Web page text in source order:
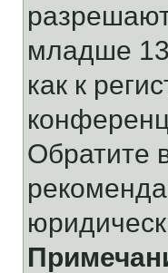
младше
как к
Обратите